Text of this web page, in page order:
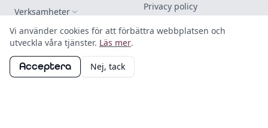
Verksamheter
Hjälpcenter
Privacy policy
EU AI Act
Vi använder cookies för att förbättra webbplatsen och
utveckla våra tjänster. Läs mer.
Acceptera Nej, tack